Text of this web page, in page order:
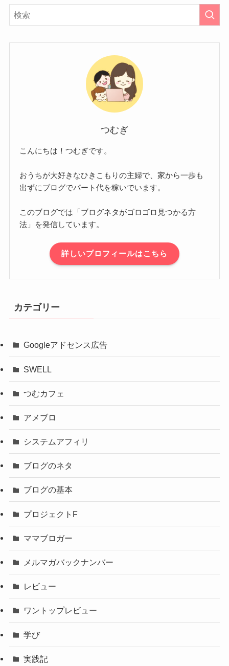
つむぎ
こんにちは！つむぎです。
おうちが大好きなひきこもりの主婦で、家から一歩も
出ずにブログでパート代を稼いでいます。
このブログでは「ブログネタがゴロゴロ見つかる方
法」を発信しています。
詳しいプロフィールはこちら
カテゴリー
Googleアドセンス広告
SWELL
つむカフェ
アメブロ
システムアフィリ
ブログのネタ
ブログの基本
プロジェクトF
ママブロガー
メルマガバックナンバー
レビュー
ワントップレビュー
学び
実践記